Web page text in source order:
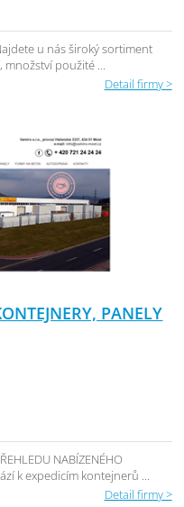
u nás široký sortiment
použité ...
Detail firmy >
PANELY
NABÍZENÉHO
k expedicím kontejnerů ...
Detail firmy >